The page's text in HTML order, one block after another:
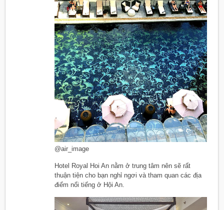
@air_image
Hotel Royal Hoi An nằm ở trung tâm nên sẽ rất
thuận tiện cho bạn nghỉ ngơi và tham quan các địa
điểm nổi tiếng ở Hội An.